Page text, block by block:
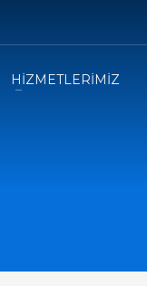
HİZMETLERİMİZ